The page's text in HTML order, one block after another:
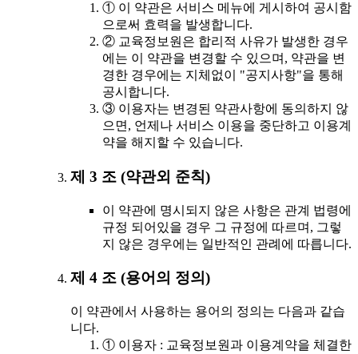
① 이 약관은 서비스 메뉴에 게시하여 공시함
으로써 효력을 발생합니다.
② 교육정보원은 합리적 사유가 발생한 경우
에는 이 약관을 변경할 수 있으며, 약관을 변
경한 경우에는 지체없이 "공지사항"을 통해
공시합니다.
③ 이용자는 변경된 약관사항에 동의하지 않
으면, 언제나 서비스 이용을 중단하고 이용계
약을 해지할 수 있습니다.
제 3 조 (약관외 준칙)
이 약관에 명시되지 않은 사항은 관계 법령에
규정 되어있을 경우 그 규정에 따르며, 그렇
지 않은 경우에는 일반적인 관례에 따릅니다.
제 4 조 (용어의 정의)
이 약관에서 사용하는 용어의 정의는 다음과 같습
니다.
① 이용자 : 교육정보원과 이용계약을 체결한